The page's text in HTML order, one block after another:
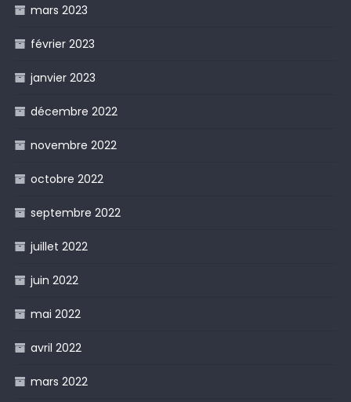
mars 2023
février 2023
janvier 2023
décembre 2022
novembre 2022
octobre 2022
septembre 2022
juillet 2022
juin 2022
mai 2022
avril 2022
mars 2022